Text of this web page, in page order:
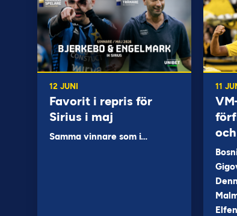
12 JUNI
Favorit i repris för
Sirius i maj
Samma vinnare som i…
11